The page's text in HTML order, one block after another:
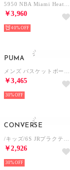
￥3,960
40%
PUMA
￥3,465
30%
CONVERSE
￥2,926
30%